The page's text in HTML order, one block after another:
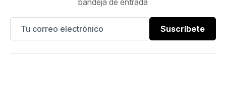
Suscríbete